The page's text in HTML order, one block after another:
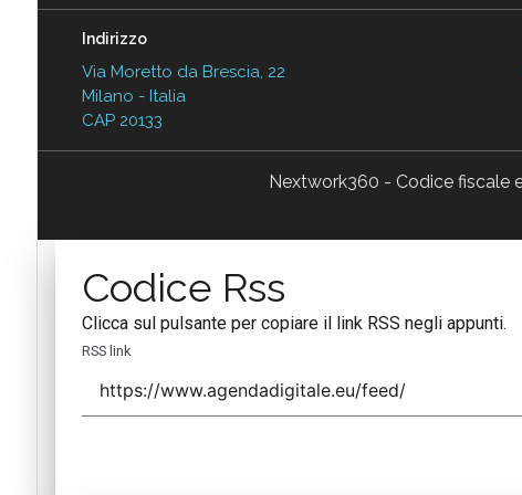
Indirizzo
Via Moretto da Brescia, 22
Milano - Italia
CAP 20133
Nextwork360 - Codice fiscale
Codice Rss
Clicca sul pulsante per copiare il link RSS negli appunti.
RSS link